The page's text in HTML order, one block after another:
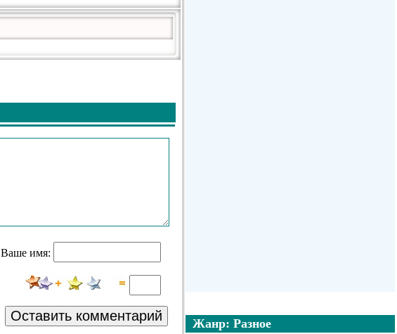
Ваше имя:
Оставить комментарий
Жанр: Разное